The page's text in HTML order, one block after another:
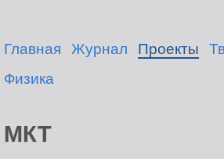
Главная Журнал Проекты
Физика
МКТ